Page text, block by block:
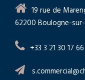
19 rue de
62200 Boulogne-
+33 3 21 30 17 66